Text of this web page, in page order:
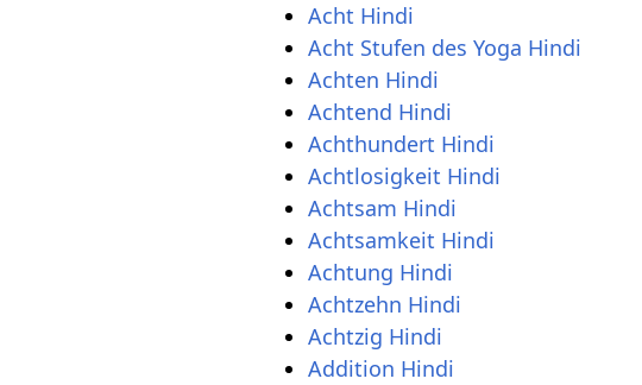
Acht Hindi
Acht Stufen des Yoga Hindi
Achten Hindi
Achtend Hindi
Achthundert Hindi
Achtlosigkeit Hindi
Achtsam Hindi
Achtsamkeit Hindi
Achtung Hindi
Achtzehn Hindi
Achtzig Hindi
Addition Hindi